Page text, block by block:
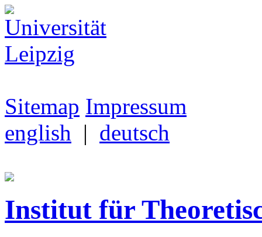
Sitemap Impressum
english | deutsch
Institut für